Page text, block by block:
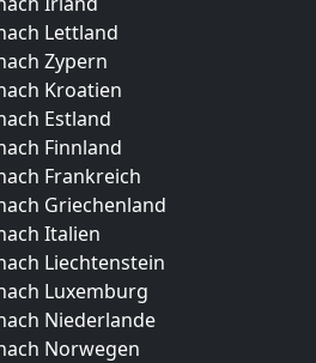
Lettland
Zypern
Kroatien
Estland
Finnland
Frankreich
Griechenland
Italien
Liechtenstein
Luxemburg
Niederlande
Norwegen